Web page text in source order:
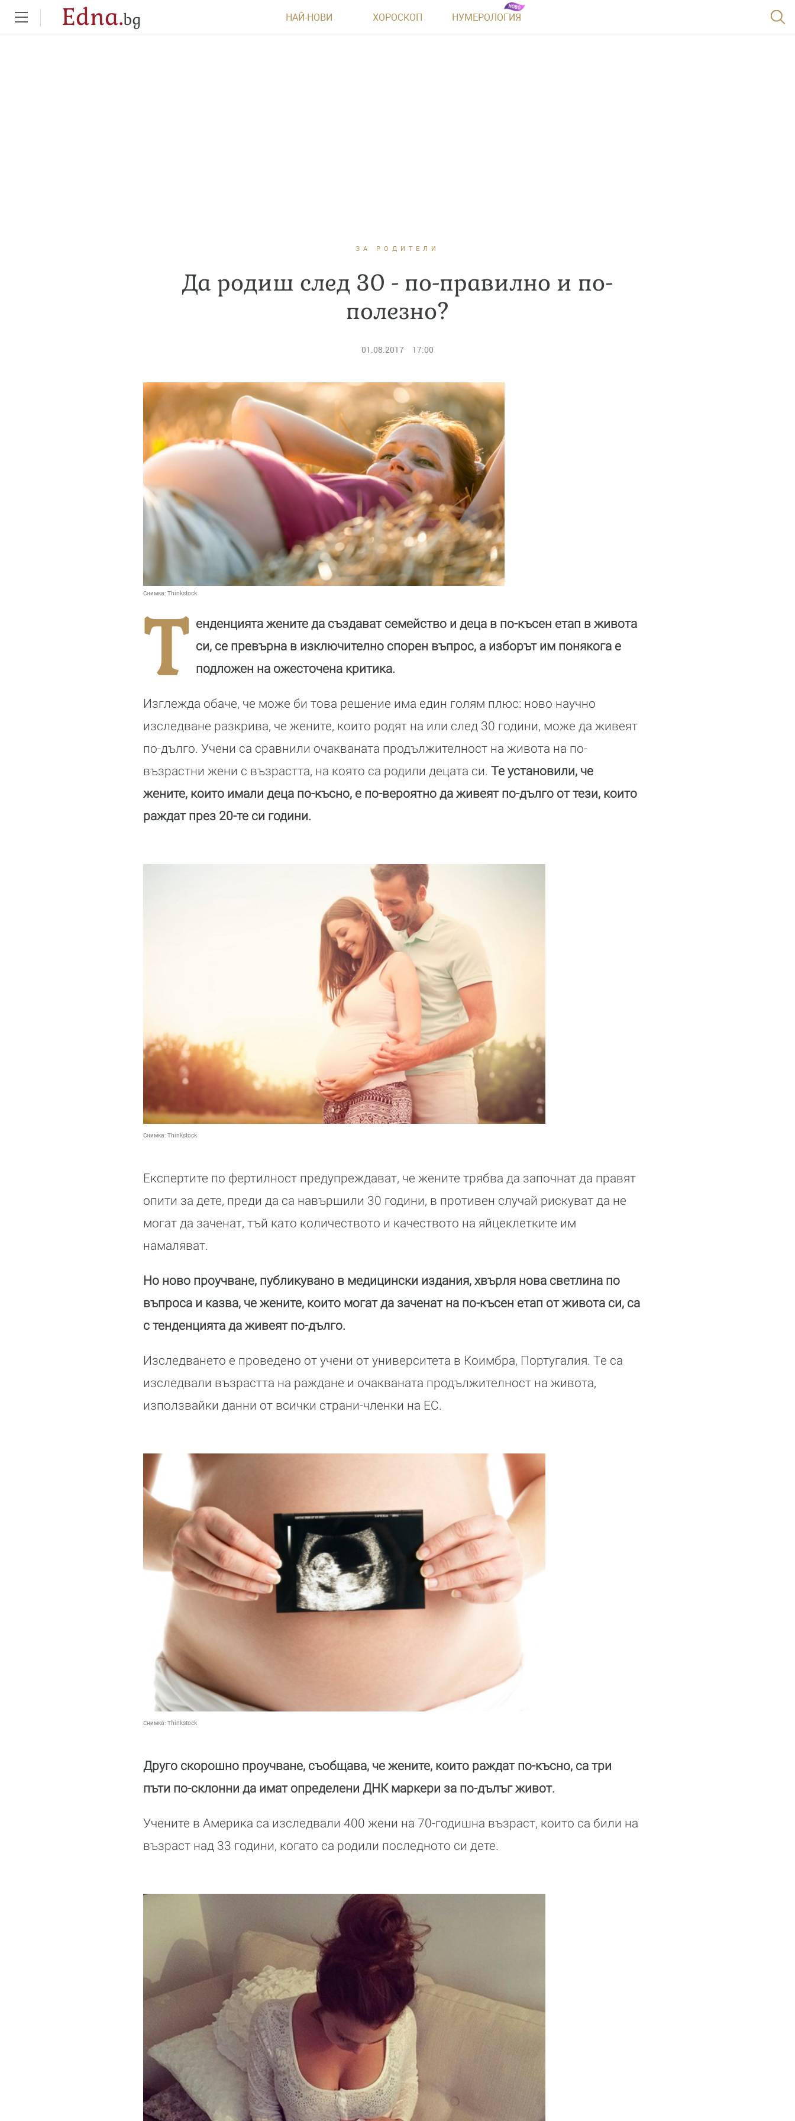
Edna.bg НАЙ-НОВИ ХОРОСКОП НУМЕРОЛОГИЯ
ЗА РОДИТЕЛИ
Да родиш след 30 - по-правилно и по-
полезно?
01.08.2017 17:00
Снимка: Thinkstock
Т
енденцията жените да създават семейство и деца в по-късен етап в живота
си, се превърна в изключително спорен въпрос, а изборът им понякога е
подложен на ожесточена критика.
Изглежда обаче, че може би това решение има един голям плюс: ново научно
изследване разкрива, че жените, които родят на или след 30 години, може да живеят
по-дълго. Учени са сравнили очакваната продължителност на живота на по-
възрастни жени с възрастта, на която са родили децата си. Те установили, че
жените, които имали деца по-късно, е по-вероятно да живеят по-дълго от тези, които
раждат през 20-те си години.
Снимка: Thinkstock
Експертите по фертилност предупреждават, че жените трябва да започнат да правят
опити за дете, преди да са навършили 30 години, в противен случай рискуват да не
могат да заченат, тъй като количеството и качеството на яйцеклетките им
намаляват.
Но ново проучване, публикувано в медицински издания, хвърля нова светлина по
въпроса и казва, че жените, които могат да заченат на по-късен етап от живота си, са
с тенденцията да живеят по-дълго.
Изследването е проведено от учени от университета в Коимбра, Португалия. Те са
изследвали възрастта на раждане и очакваната продължителност на живота,
използвайки данни от всички страни-членки на ЕС.
Снимка: Thinkstock
Друго скорошно проучване, съобщава, че жените, които раждат по-късно, са три
пъти по-склонни да имат определени ДНК маркери за по-дълъг живот.
Учените в Америка са изследвали 400 жени на 70-годишна възраст, които са били на
възраст над 33 години, когато са родили последното си дете.